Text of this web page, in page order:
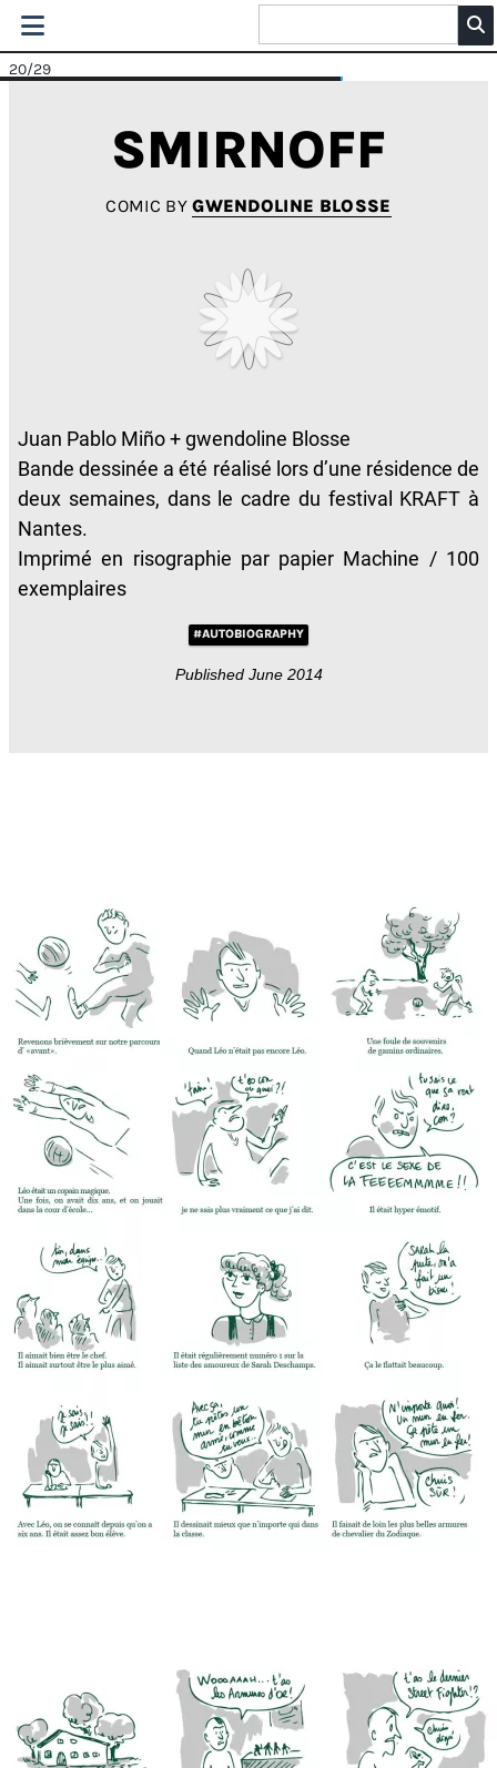
20/29
SMIRNOFF
COMIC BYGWENDOLINE BLOSSE
Juan Pablo Miño + gwendoline Blosse
Bande dessinée a été réalisé lors d’une résidence de
deux semaines, dans le cadre du festival KRAFT à
Nantes.
Imprimé en risographie par papier Machine / 100
exemplaires
#AUTOBIOGRAPHY
Published June 2014